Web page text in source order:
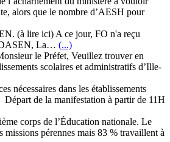
alors que le nombre d’AESH pour
(à lire ici) A ce jour, FO n'a reçu
DASEN, La… (...)
le Préfet, Veuillez trouver en
scolaires et administratifs d’Ille-
nécessaires dans les établissements
de la manifestation à partir de 11H
corps de l’Éducation nationale. Le
pérennes mais 83 % travaillent à